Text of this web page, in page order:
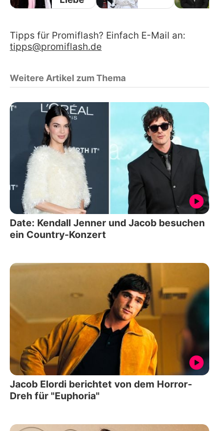
Tipps für Promiflash? Einfach E-Mail an:
tipps@promiflash.de
Weitere Artikel zum Thema
Date: Kendall Jenner und Jacob besuchen
ein Country-Konzert
Jacob Elordi berichtet von dem Horror-
Dreh für "Euphoria"